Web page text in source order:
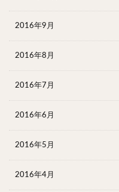
2016年9月
2016年8月
2016年7月
2016年6月
2016年5月
2016年4月